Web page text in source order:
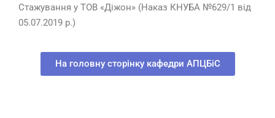
Стажування у ТОВ «Діжон» (Наказ КНУБА №629/1 від
05.07.2019 р.)
На головну сторінку кафедри АПЦБіС